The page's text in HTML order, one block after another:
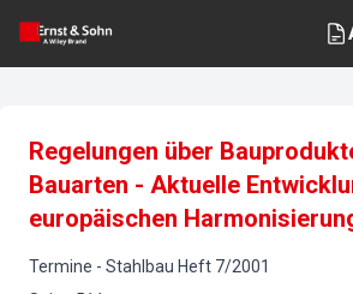
Regelungen über
Bauarten - Aktuelle
europäischen
Termine - Stahlbau Heft 7/2001